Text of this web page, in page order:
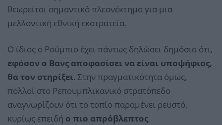
θεωρείται σημαντικό πλεονέκτημα για μια
μελλοντική εθνική εκστρατεία.
Ο ίδιος ο Ρούμπιο έχει πάντως δηλώσει δημόσια ότι,
εφόσον ο Βανς αποφασίσει να είναι υποψήφιος,
θα τον στηρίξει. Στην πραγματικότητα όμως,
πολλοί στο Ρεπουμπλικανικό στρατόπεδο
αναγνωρίζουν ότι το τοπίο παραμένει ρευστό,
κυρίως επειδή ο πιο απρόβλεπτος